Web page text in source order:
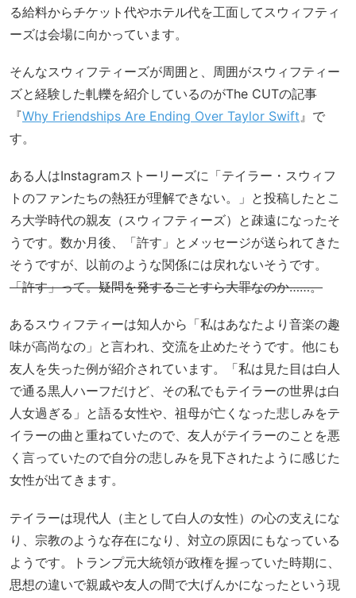
る給料からチケット代やホテル代を工面してスウィフティ
ーズは会場に向かっています。
そんなスウィフティーズが周囲と、周囲がスウィフティー
ズと経験した軋轢を紹介しているのがThe CUTの記事
『Why Friendships Are Ending Over Taylor Swift 』で
す。
ある人はInstagramストーリーズに「テイラー・スウィフ
トのファンたちの熱狂が理解できない。」と投稿したとこ
ろ大学時代の親友（スウィフティーズ）と疎遠になったそ
うです。数か月後、「許す」とメッセージが送られてきた
そうですが、以前のような関係には戻れないそうです。
「許す」って。疑問を発することすら大罪なのか……。
あるスウィフティーは知人から「私はあなたより音楽の趣
味が高尚なの」と言われ、交流を止めたそうです。他にも
友人を失った例が紹介されています。「私は見た目は白人
で通る黒人ハーフだけど、その私でもテイラーの世界は白
人女過ぎる」と語る女性や、祖母が亡くなった悲しみをテ
イラーの曲と重ねていたので、友人がテイラーのことを悪
く言っていたので自分の悲しみを見下されたように感じた
女性が出てきます。
テイラーは現代人（主として白人の女性）の心の支えにな
り、宗教のような存在になり、対立の原因にもなっている
ようです。トランプ元大統領が政権を握っていた時期に、
思想の違いで親戚や友人の間で大げんかになったという現